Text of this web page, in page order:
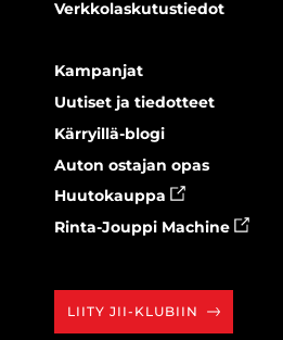
Verkkolaskutustiedot
Kampanjat
Uutiset ja tiedotteet
Kärryillä-blogi
Auton ostajan opas
Huutokauppa
Rinta-Jouppi Machine
LIITY JII-KLUBIIN